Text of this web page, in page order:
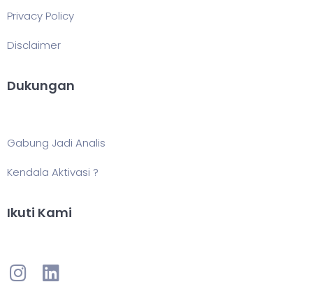
Privacy Policy
Disclaimer
Dukungan
Gabung Jadi Analis
Kendala Aktivasi ?
Ikuti Kami